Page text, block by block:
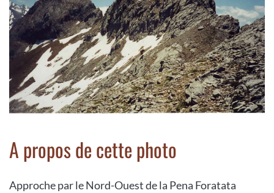
A propos de cette photo
Approche par le Nord-Ouest de la Pena Foratata